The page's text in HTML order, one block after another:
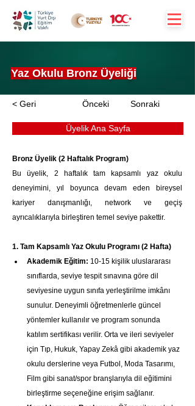
Yaz Okulu Bronz Üyeliği
< Geri Önceki Sonraki
Üyelik Ana Sayfa
Bronz Üyelik (2 Haftalık Program)
Bu üyelik, 2 haftalık tam kapsamlı yaz okulu
deneyimini, yıl boyunca devam eden bireysel
kariyer danışmanlığı, network ve geçiş
ayrıcalıklarıyla birleştiren temel seviye pakettir.
1. Tam Kapsamlı Yaz Okulu Programı (2 Hafta)
Akademik Eğitim: 10-15 kişilik uluslararası
sınıflarda, seviye tespit sınavına göre dil
seviyesine uygun sınıfa yerleştirilme imkânı
sunulur. Deneyimli öğretmenlerle güncel
yöntemler kullanılır ve program sonunda
katılım sertifikası verilir. Orta ve ileri seviyeler
için Tıp, Hukuk, Yapay Zekâ gibi akademik yaz
okulu derslerine veya Futbol, Moda Tasarımı,
Film gibi sanat/spor branşlarıyla dil eğitimini
birleştirme seçeneğine erişim sağlanır.